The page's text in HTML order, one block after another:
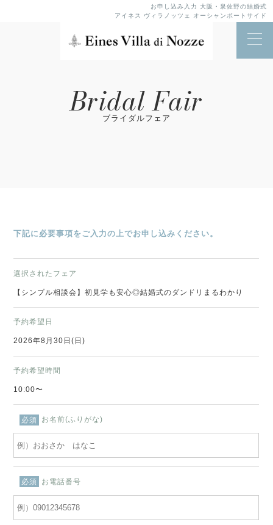
お申し込み入力 大阪・泉佐野の結婚式
アイネス ヴィラノッツェ オーシャンポートサイド
Bridal Fair
ブライダルフェア
下記に必要事項をご入力の上でお申し込みください。
選択されたフェア
【シンプル相談会】初見学も安心◎結婚式のダンドリまるわかり
予約希望日
2026年8月30日(日)
予約希望時間
10:00〜
必須 お名前(ふりがな)
必須 お電話番号